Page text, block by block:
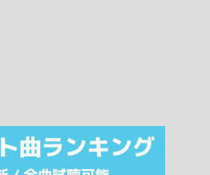
ップソング